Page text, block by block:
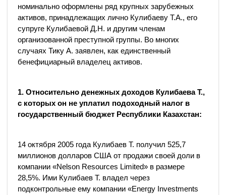
номинально оформлены ряд крупных зарубежных
активов, принадлежащих лично Кулибаеву Т.А., его
супруге Кулибаевой Д.Н. и другим членам
организованной преступной группы. Во многих
случаях Тику А. заявлен, как единственный
бенефициарный владелец активов.
1. Относительно денежных доходов Кулибаева Т.,
с которых он не уплатил подоходный налог в
государственный бюджет Республики Казахстан:
14 октября 2005 года Кулибаев Т. получил 525,7
миллионов долларов США от продажи своей доли в
компании «Nelson Resources Limited» в размере
28,5%. Ими Кулибаев Т. владел через
подконтрольные ему компании «Energy Investments